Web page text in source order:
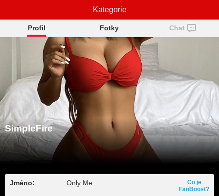
SimpleFire
Profil Fotky Chat
SimpleFire
Jméno: Only Me
Co je
FanBoost?
Kategorie